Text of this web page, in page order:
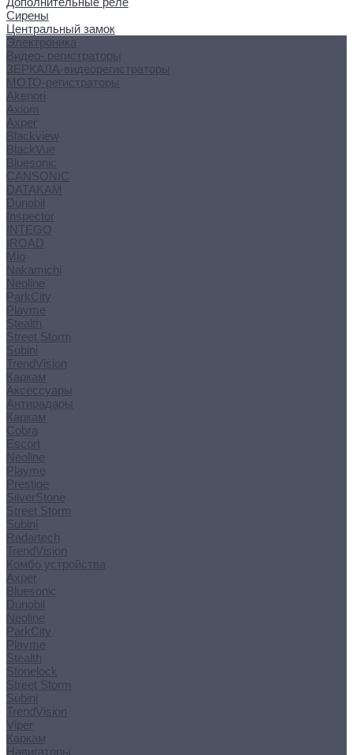
Сирены
Центральный замок
Электроника
Видео- регистраторы
ЗЕРКАЛА-видеорегистраторы
МОТО-регистраторы
Akenori
Axiom
Axper
Blackview
BlackVue
Bluesonic
CANSONIC
DATAKAM
Dunobil
Inspector
INTEGO
IROAD
Mio
Nakamichi
Neoline
ParkCity
Playme
Stealth
Street Storm
Subini
TrendVision
Каркам
Аксессуары
Антирадары
Каркам
Cobra
Escort
Neoline
Playme
Prestige
SilverStone
Street Storm
Subini
Radartech
TrendVision
Комбо устройства
Axper
Bluesonic
Dunobil
Neoline
ParkCity
Playme
Stealth
Stonelock
Street Storm
Subini
TrendVision
Viper
Каркам
Навигаторы